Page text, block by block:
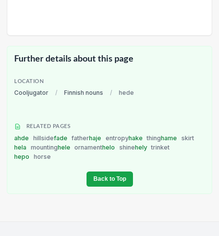
Further details about this page
LOCATION
Cooljugator / Finnish nouns / hede
RELATED PAGES
ahde hillsidefade fatherhaje entropyhake thinghame
skirt
hela
mountinghele ornamenthelo shinehely trinket
hepo
horse
Back to Top